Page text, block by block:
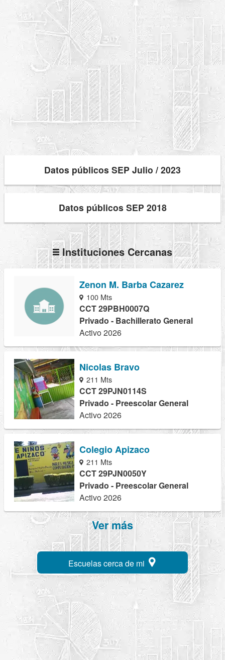
Datos públicos SEP Julio / 2023
Datos públicos SEP 2018
Instituciones Cercanas
Zenon M. Barba Cazarez
100 Mts
CCT 29PBH0007Q
Privado - Bachillerato General
Activo 2026
Nicolas Bravo
211 Mts
CCT 29PJN0114S
Privado - Preescolar General
Activo 2026
Colegio Apizaco
211 Mts
CCT 29PJN0050Y
Privado - Preescolar General
Activo 2026
Ver más
Escuelas cerca de mi